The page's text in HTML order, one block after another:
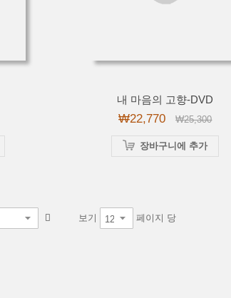
내 마음의 고향-DVD
₩22,770 ₩25,300
장바구니에 추가
보기 페이지 당